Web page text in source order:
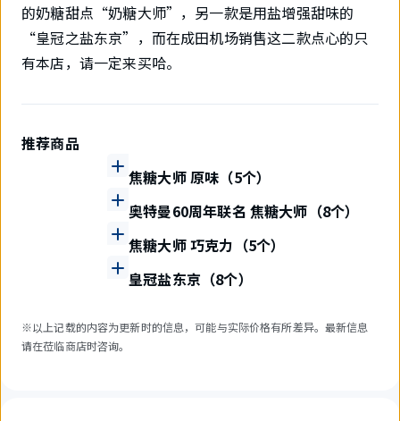
的奶糖甜点“奶糖大师”，另一款是用盐增强甜味的
“皇冠之盐东京”，而在成田机场销售这二款点心的只
有本店，请一定来买哈。
推荐商品
焦糖大师 原味（5个）
奥特曼60周年联名 焦糖大师（8个）
焦糖大师 巧克力（5个）
皇冠盐东京（8个）
※以上记载的内容为更新时的信息，可能与实际价格有所差异。最新信息
请在莅临商店时咨询。